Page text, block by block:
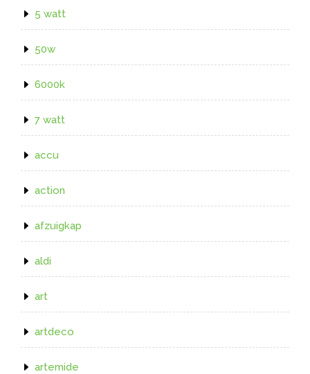
5 watt
50w
6000k
7 watt
accu
action
afzuigkap
aldi
art
artdeco
artemide